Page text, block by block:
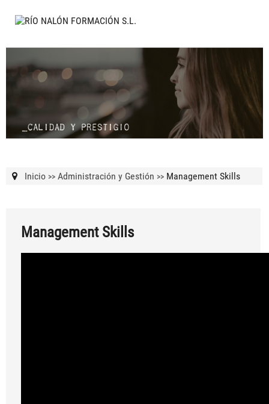
Inicio >> Administración y Gestión >> Management Skills
Management Skills